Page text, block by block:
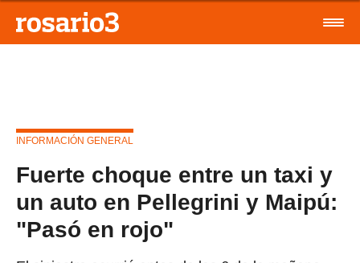
INFORMACIÓN GENERAL
Fuerte choque entre un taxi y
un auto en Pellegrini y Maipú:
"Pasó en rojo"